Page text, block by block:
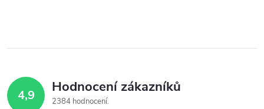
4,9 Hodnocení zákazníků
2384 hodnocení